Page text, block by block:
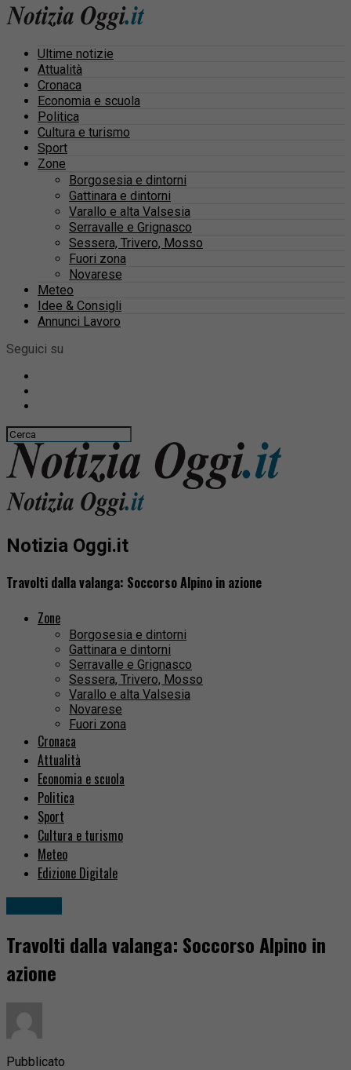
Ultime notizie
Attualità
Cronaca
Economia e scuola
Politica
Cultura e turismo
Sport
Zone
Borgosesia e dintorni
Gattinara e dintorni
Varallo e alta Valsesia
Serravalle e Grignasco
Sessera, Trivero, Mosso
Fuori zona
Novarese
Meteo
Idee & Consigli
Annunci Lavoro
Seguici su
Notizia Oggi.it
Travolti dalla valanga: Soccorso Alpino in azione
Zone
Borgosesia e dintorni
Gattinara e dintorni
Serravalle e Grignasco
Sessera, Trivero, Mosso
Varallo e alta Valsesia
Novarese
Fuori zona
Cronaca
Attualità
Economia e scuola
Politica
Sport
Cultura e turismo
Meteo
Edizione Digitale
Travolti dalla valanga: Soccorso Alpino in
azione
Pubblicato